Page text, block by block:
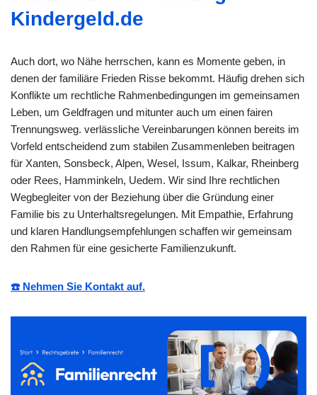
Kindergeld.de
Auch dort, wo Nähe herrschen, kann es Momente geben, in
denen der familiäre Frieden Risse bekommt. Häufig drehen sich
Konflikte um rechtliche Rahmenbedingungen im gemeinsamen
Leben, um Geldfragen und mitunter auch um einen fairen
Trennungsweg. verlässliche Vereinbarungen können bereits im
Vorfeld entscheidend zum stabilen Zusammenleben beitragen
für Xanten, Sonsbeck, Alpen, Wesel, Issum, Kalkar, Rheinberg
oder Rees, Hamminkeln, Uedem. Wir sind Ihre rechtlichen
Wegbegleiter von der Beziehung über die Gründung einer
Familie bis zu Unterhaltsregelungen. Mit Empathie, Erfahrung
und klaren Handlungsempfehlungen schaffen wir gemeinsam
den Rahmen für eine gesicherte Familienzukunft.
☎️ Nehmen Sie Kontakt auf.